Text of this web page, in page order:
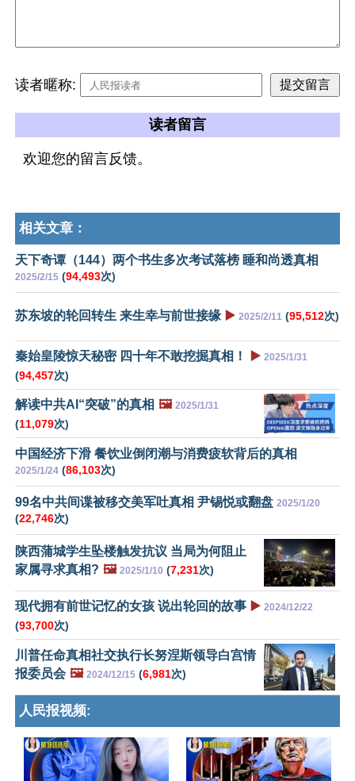
读者暱称:
读者留言
欢迎您的留言反馈。
相关文章：
天下奇谭（144）两个书生多次考试落榜 睡和尚透真相
2025/2/15 (94,493次)
苏东坡的轮回转生 来生幸与前世接缘 ▶️ 2025/2/11 (95,512次)
秦始皇陵惊天秘密 四十年不敢挖掘真相！ ▶️ 2025/1/31
(94,457次)
解读中共AI“突破”的真相 🖼️ 2025/1/31
(11,079次)
中国经济下滑 餐饮业倒闭潮与消费疲软背后的真相
2025/1/24 (86,103次)
99名中共间谍被移交美军吐真相 尹锡悦或翻盘 2025/1/20
(22,746次)
陕西蒲城学生坠楼触发抗议 当局为何阻止
家属寻求真相? 🖼️ 2025/1/10 (7,231次)
现代拥有前世记忆的女孩 说出轮回的故事 ▶️ 2024/12/22
(93,700次)
川普任命真相社交执行长努涅斯领导白宫情
报委员会 🖼️ 2024/12/15 (6,981次)
人民报视频: